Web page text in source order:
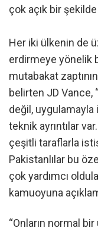
çok açık bir
Her iki ülkenin de
erdirmeye yönelik
mutabakat
belirten JD Vance,
değil,
teknik ayrıntılar
çeşitli taraflarla
Pakistanlılar bu
çok yardımcı
kamuoyuna
“Onların normal